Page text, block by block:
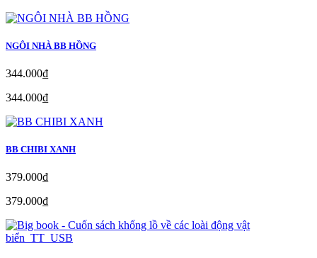
NGÔI NHÀ BB HỒNG
344.000₫
344.000₫
BB CHIBI XANH
379.000₫
379.000₫